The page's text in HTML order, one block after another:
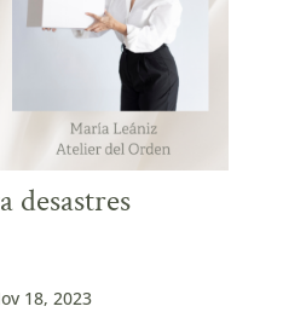
desastres
18, 2023